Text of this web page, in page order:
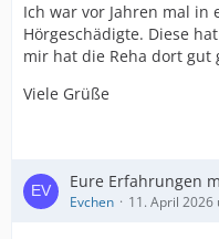
Ich war vor Jahren mal
Hörgeschädigte. Diese
mir hat die Reha dort gut
Viele Grüße
Eure Erfahrungen
Evchen 11. April 2026